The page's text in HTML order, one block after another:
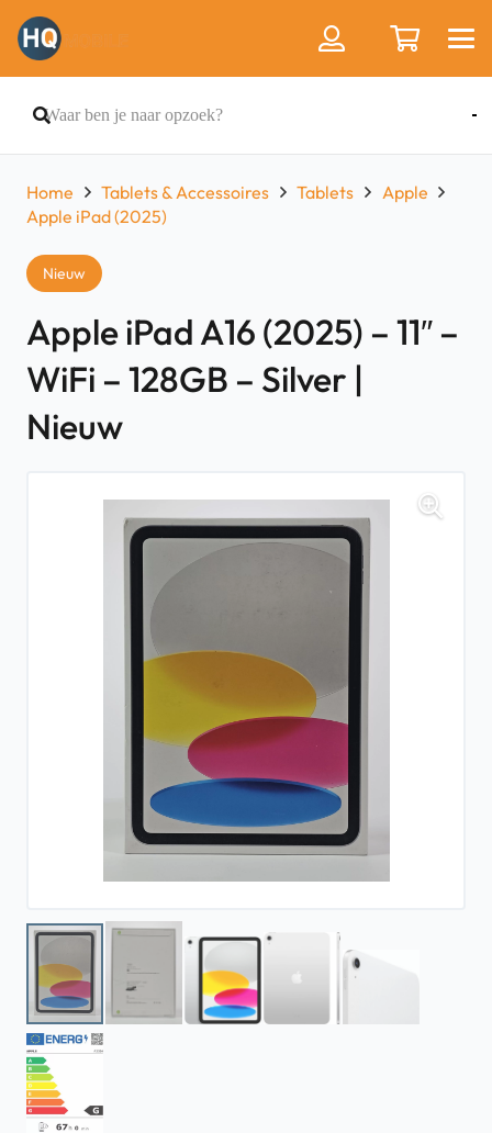
Home Tablets & Accessoires Tablets
Apple
Apple iPad (2025)
Nieuw
Apple iPad A16 (2025) – 11″ –
WiFi – 128GB – Silver |
Nieuw